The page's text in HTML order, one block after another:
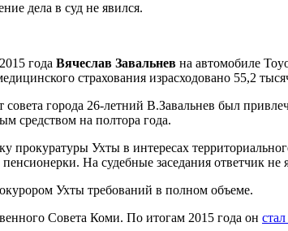
дела в суд не явился.
года Вячеслав Завальнев на автомобиле
страхования израсходовано 55,2
совета города 26-летний В.Завальнев был
средством на полтора года.
прокуратуры Ухты в интересах
На судебные заседания ответчик не
Ухты требований в полном объеме.
Совета Коми. По итогам 2015 года он